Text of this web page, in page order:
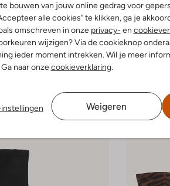
bouwen van jouw online gedrag voor
alle cookies" te klikken, ga je
omschreven in onze privacy- en
wijzigen? Via de cookieknop
ieder moment intrekken. Wil je meer
naar onzecookieverklaring.
Weigeren
Unisa
€ 179,99
+ meer